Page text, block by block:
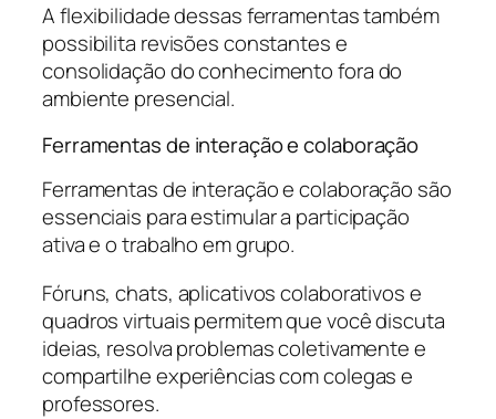
A flexibilidade dessas ferramentas também
possibilita revisões constantes e
consolidação do conhecimento fora do
ambiente presencial.
Ferramentas de interação e colaboração
Ferramentas de interação e colaboração são
essenciais para estimular a participação
ativa e o trabalho em grupo.
Fóruns, chats, aplicativos colaborativos e
quadros virtuais permitem que você discuta
ideias, resolva problemas coletivamente e
compartilhe experiências com colegas e
professores.